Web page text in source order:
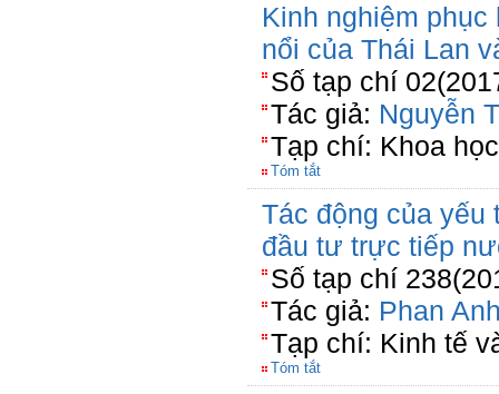
Kinh nghiệm
nổi của Thái Lan
Số tạp chí
Tác giả: Nguyễn
Tạp chí: Khoa
Tóm tắt
Tác động của yếu
đầu tư trực tiếp
Số tạp chí
Tác giả: Phan
Tạp chí: Kinh tế
Tóm tắt